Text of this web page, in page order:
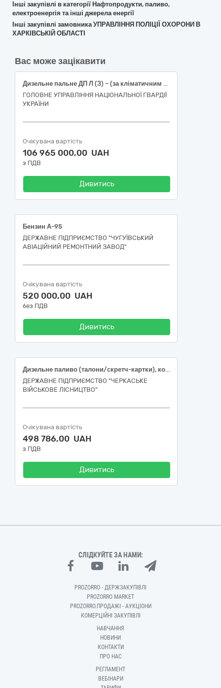
Інші закупівлі в категорії Нафтопродукти, паливо,
електроенергія та інші джерела енергії
Інші закупівлі замовника УПРАВЛІННЯ ПОЛІЦІЇ ОХОРОНИ В
ХАРКІВСЬКІЙ ОБЛАСТІ
Вас може зацікавити
Дизельне пальне ДП Л (З) – (за кліматичним використанням по сезону) Євро 5 - В0 в талонах
ГОЛОВНЕ УПРАВЛІННЯ НАЦІОНАЛЬНОЇ ГВАРДІЇ
УКРАЇНИ
Очікувана вартість
106 965 000,00 UAH
з ПДВ
Дивитись
Бензин А-95
ДЕРЖАВНЕ ПІДПРИЄМСТВО "ЧУГУЇВСЬКИЙ
АВІАЦІЙНИЙ РЕМОНТНИЙ ЗАВОД"
Очікувана вартість
520 000,00 UAH
без ПДВ
Дивитись
Дизельне паливо (талони/скретч-картки), код за ДК 021:2015 — 09130000-9 Нафта і дистиляти (09134200-9 Дизельне паливо)
ДЕРЖАВНЕ ПІДПРИЄМСТВО "ЧЕРКАСЬКЕ
ВІЙСЬКОВЕ ЛІСНИЦТВО"
Очікувана вартість
498 786,00 UAH
з ПДВ
Дивитись
СЛІДКУЙТЕ ЗА НАМИ:
PROZORRO - ДЕРЖЗАКУПІВЛІ
PROZORRO MARKET
PROZORRO.ПРОДАЖІ - АУКЦІОНИ
КОМЕРЦІЙНІ ЗАКУПІВЛІ
НАВЧАННЯ
НОВИНИ
КОНТАКТИ
ПРО НАС
РЕГЛАМЕНТ
ВЕБІНАРИ